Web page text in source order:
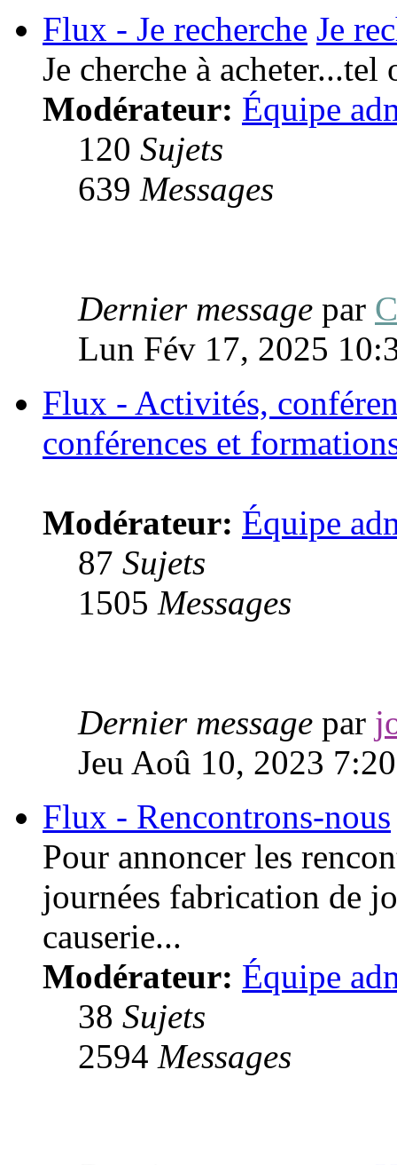
Flux - Je recherche Je
Je cherche à
Modérateur: Équipe
120 Sujets
639 Messages
Dernier message par
Lun Fév 17, 2025
Flux - Activités,
conférences et
Modérateur: Équipe
87 Sujets
1505 Messages
Dernier message par
Jeu Aoû 10, 2023
Flux - Rencontrons-nous
Pour annoncer les
journées fabrication de
causerie...
Modérateur: Équipe
38 Sujets
2594 Messages